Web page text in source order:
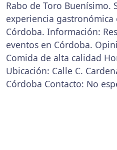
Rabo de Toro Buenísimo.
experiencia
Córdoba. Información:
eventos en Córdoba.
Comida de alta calidad
Ubicación: Calle C.
Córdoba Contacto: No